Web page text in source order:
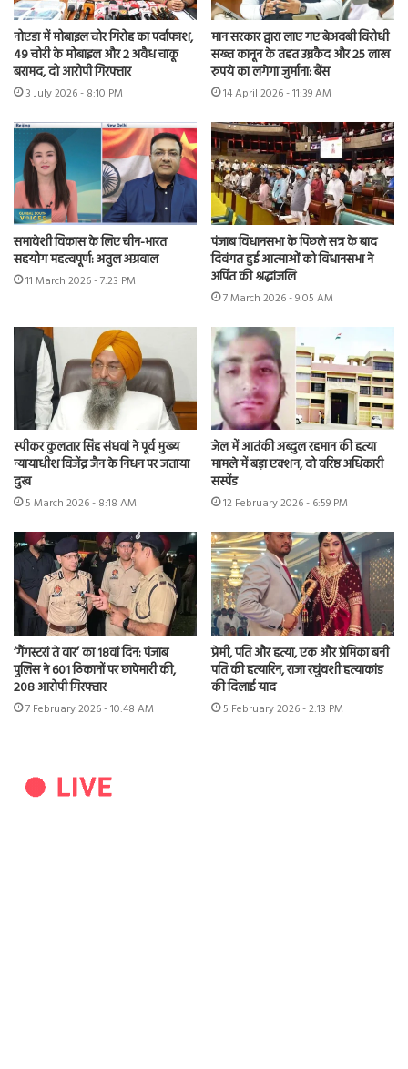
नोएडा में मोबाइल चोर गिरोह का पर्दाफाश,
49 चोरी के मोबाइल और 2 अवैध चाकू
बरामद, दो आरोपी गिरफ्तार
3 July 2026 - 8:10 PM
मान सरकार द्वारा लाए गए बेअदबी विरोधी
सख्त कानून के तहत उम्रकैद और 25 लाख
रुपये का लगेगा जुर्माना: बैंस
14 April 2026 - 11:39 AM
समावेशी विकास के लिए चीन-भारत
सहयोग महत्वपूर्ण: अतुल अग्रवाल
11 March 2026 - 7:23 PM
पंजाब विधानसभा के पिछले सत्र के बाद
दिवंगत हुई आत्माओं को विधानसभा ने
अर्पित की श्रद्धांजलि
7 March 2026 - 9:05 AM
स्पीकर कुलतार सिंह संधवां ने पूर्व मुख्य
न्यायाधीश विजेंद्र जैन के निधन पर जताया
दुख
5 March 2026 - 8:18 AM
जेल में आतंकी अब्दुल रहमान की हत्या
मामले में बड़ा एक्शन, दो वरिष्ठ अधिकारी
सस्पेंड
12 February 2026 - 6:59 PM
‘गैंगस्टरां ते वार’ का 18वां दिन: पंजाब
पुलिस ने 601 ठिकानों पर छापेमारी की,
208 आरोपी गिरफ्तार
7 February 2026 - 10:48 AM
प्रेमी, पति और हत्या, एक और प्रेमिका बनी
पति की हत्यारिन, राजा रघुंवशी हत्याकांड
की दिलाई याद
5 February 2026 - 2:13 PM